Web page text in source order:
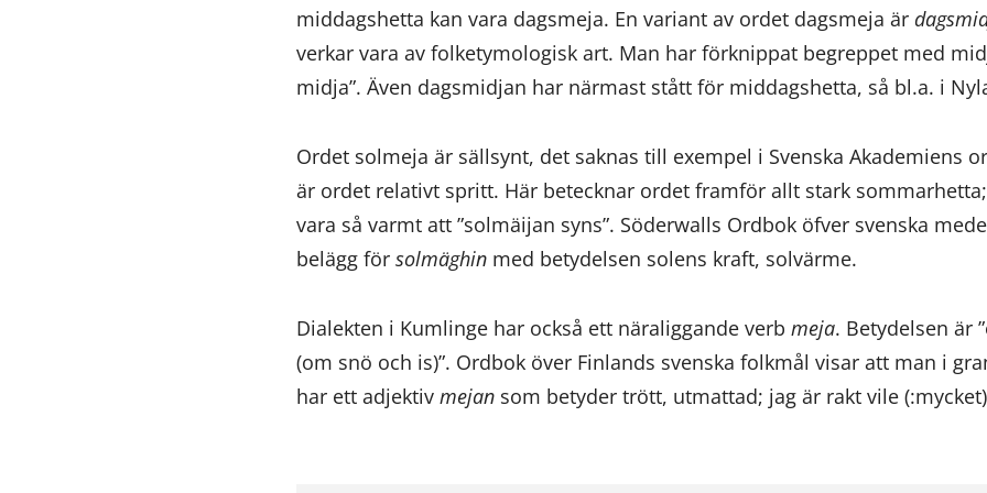
middagshetta kan vara dagsmeja. En variant av ordet dagsmeja är
verkar vara av folketymologisk art. Man har förknippat begreppet med
midja”. Även dagsmidjan har närmast stått för middagshetta, så bl.a. i
Ordet solmeja är sällsynt, det saknas till exempel i Svenska Akademiens
är ordet relativt spritt. Här betecknar ordet framför allt stark
vara så varmt att ”solmäijan syns”. Söderwalls Ordbok öfver svenska
belägg för solmäghinmed betydelsen solens kraft, solvärme.
Dialekten i Kumlinge har också ett näraliggande verb meja. Betydelsen är
(om snö och is)”. Ordbok över Finlands svenska folkmål visar att man i
har ett adjektiv mejansom betyder trött, utmattad; jag är rakt vile